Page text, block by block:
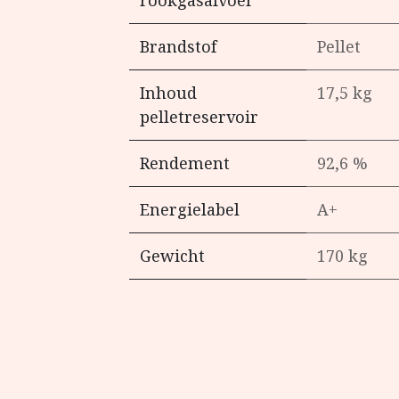
Brandstof Pellet
Inhoud
pelletreservoir
17,5 kg
Rendement 92,6 %
Energielabel A+
Gewicht 170 kg